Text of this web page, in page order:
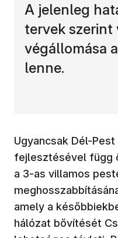
A jelenleg
tervek szerint
végállomása
lenne.
Ugyancsak Dél-
fejlesztésével függ
a 3-as villamos
amely a
hálózat bővítését